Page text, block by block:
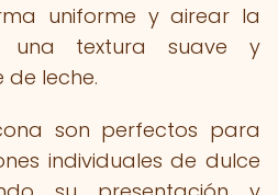
uniforme y airear la
una textura suave y
de leche.
son perfectos para
individuales de dulce